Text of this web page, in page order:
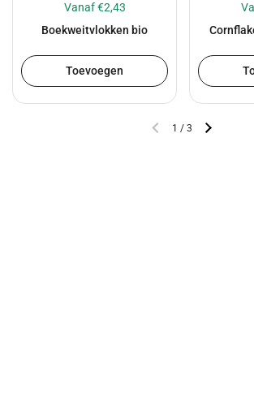
Vanaf €2,43
Boekweitvlokken bio
Toevoegen
1 / 3